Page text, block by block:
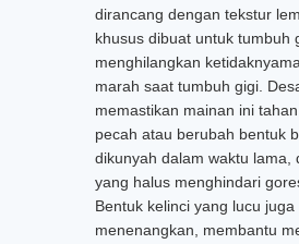
dirancang dengan tekstur
khusus dibuat untuk tumbuh
menghilangkan
marah saat tumbuh gigi.
memastikan mainan ini
pecah atau berubah bentuk
dikunyah dalam waktu lama,
yang halus menghindari
Bentuk kelinci yang lucu
menenangkan, membantu